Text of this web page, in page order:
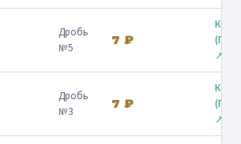
Дробь
№5
7 ₽
↗
Дробь
№3
7 ₽
↗